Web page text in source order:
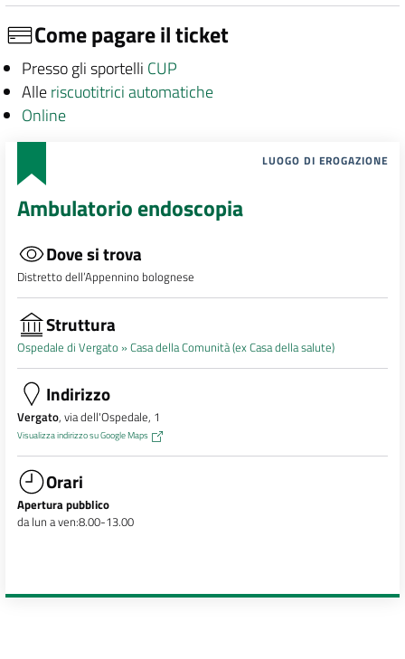
Come pagare il ticket
Presso gli sportelli CUP
Alleriscuotitrici automatiche
Online
LUOGO DI EROGAZIONE
Ambulatorio endoscopia
Dove si trova
Distretto dell’Appennino bolognese
Struttura
Ospedale di Vergato »Casa della Comunità (ex Casa della salute)
Indirizzo
Vergato, via dell'Ospedale, 1
Visualizza indirizzo su Google Maps
Orari
Apertura pubblico
da lun a ven:8.00-13.00